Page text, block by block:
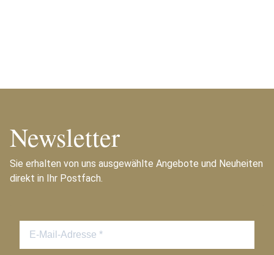
Newsletter
Sie erhalten von uns ausgewählte Angebote und Neuheiten
direkt in Ihr Postfach.